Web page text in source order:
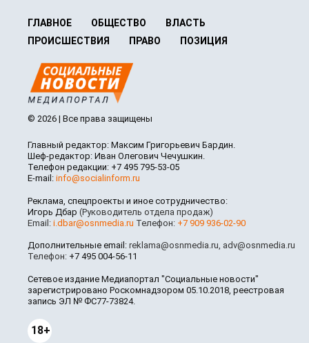
ГЛАВНОЕ ОБЩЕСТВО
ВЛАСТЬ
ПРОИСШЕСТВИЯ
ПРАВО ПОЗИЦИЯ
© 2026 | Все права защищены
Главный редактор: Максим Григорьевич Бардин.
Шеф-редактор: Иван Олегович Чечушкин.
Телефон редакции: +7 495 795-53-05
E-mail: info@socialinform.ru
Реклама, спецпроекты и иное сотрудничество:
Игорь Дбар (Руководитель отдела продаж)
Email: i.dbar@osnmedia.ru Телефон: +7 909 936-02-90
Дополнительные email: reklama@osnmedia.ru, adv@osnmedia.ru
Телефон: +7 495 004-56-11
Сетевое издание Медиапортал "Социальные новости"
зарегистрировано Роскомнадзором 05.10.2018, реестровая
запись ЭЛ № ФС77-73824.
18+